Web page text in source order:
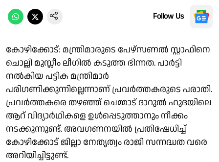
Follow Us
കോഴിക്കോട്: മന്ത്രിമാരുടെ പേഴ്‌സണൽ സ്റ്റാഫിനെ
ചൊല്ലി മുസ്ലീം ലീഗിൽ കടുത്ത ഭിന്നത. പാർട്ടി
നൽകിയ പട്ടിക മന്ത്രിമാർ
പരിഗണിക്കുന്നില്ലെന്നാണ് പ്രവർത്തകരുടെ പരാതി.
പ്രവർത്തകരെ തഴഞ്ഞ് ചെമ്മാട് ദാറുൽ ഹുദയിലെ
ആറ് വിദ്യാർഥികളെ ഉൾപ്പെടുത്താനും നീക്കം
നടക്കുന്നുണ്ട്. അവഗണനയിൽ പ്രതിഷേധിച്ച്
കോഴിക്കോട് ജില്ലാ നേതൃത്വം രാജി സന്നദ്ധത വരെ
അറിയിച്ചിട്ടുണ്ട്.